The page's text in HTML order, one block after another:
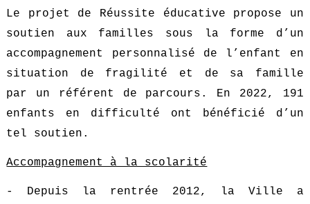
Le projet de Réussite éducative propose un
soutien aux familles sous la forme d’un
accompagnement personnalisé de l’enfant en
situation de fragilité et de sa famille
par un référent de parcours. En 2022, 191
enfants en difficulté ont bénéficié d’un
tel soutien.
Accompagnement à la scolarité
- Depuis la rentrée 2012, la Ville a